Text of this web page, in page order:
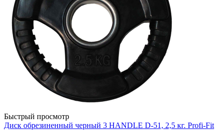
Быстрый просмотр
Диск обрезиненный черный 3 HANDLE D-51, 2,5 кг. Profi-Fit